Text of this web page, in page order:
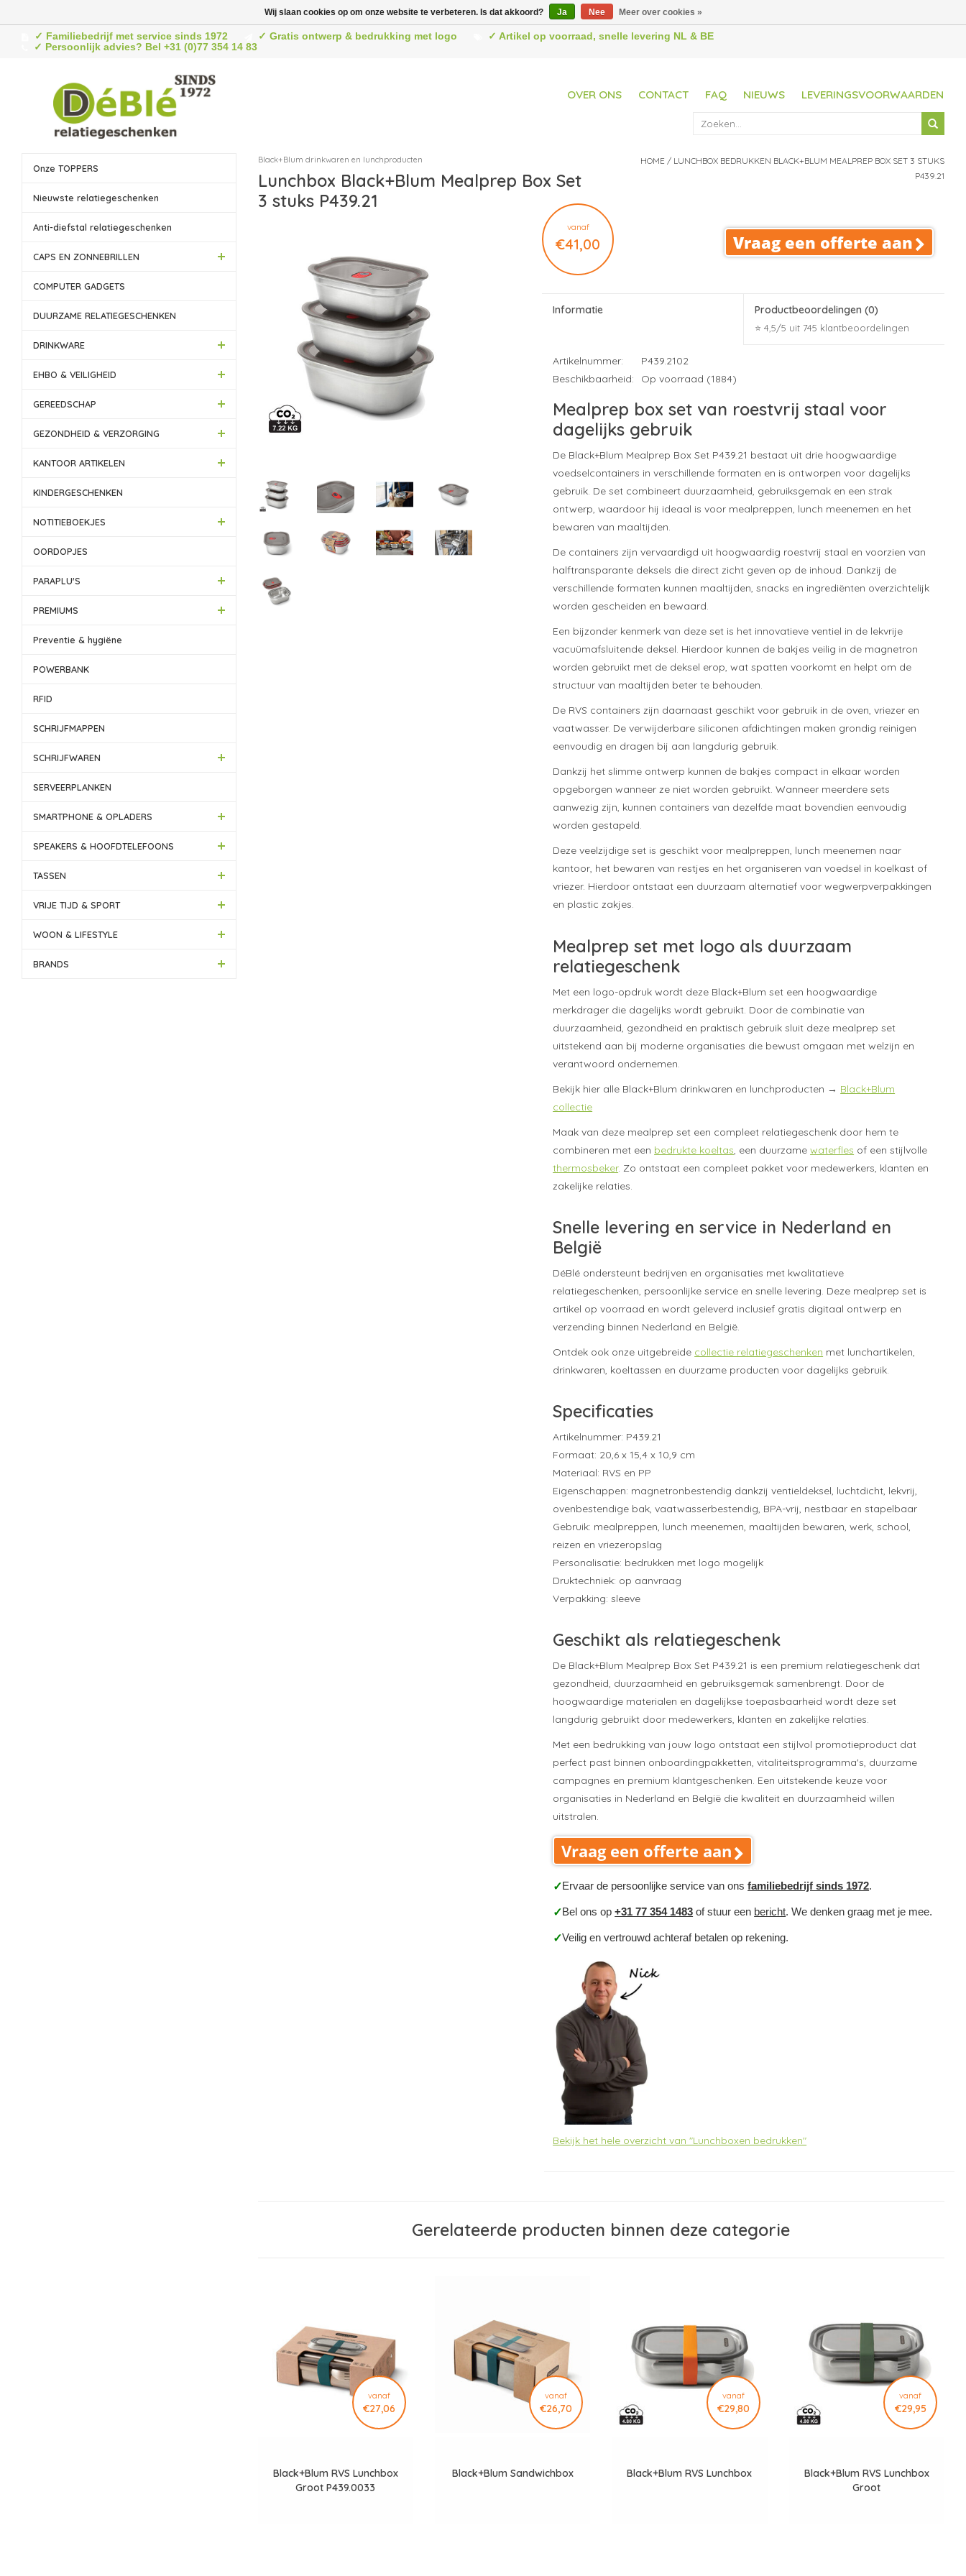
✓ Familiebedrijf met service sinds 1972 ✓ Gratis ontwerp & bedrukking met logo
✓ Artikel op voorraad, snelle levering NL & BE
✓ Persoonlijk advies? Bel +31 (0)77 354 14 83
OVER ONS CONTACT FAQ NIEUWS LEVERINGSVOORWAARDEN
Onze TOPPERS
Nieuwste relatiegeschenken
Anti-diefstal relatiegeschenken
CAPS EN ZONNEBRILLEN
COMPUTER GADGETS
DUURZAME RELATIEGESCHENKEN
DRINKWARE
EHBO & VEILIGHEID
GEREEDSCHAP
GEZONDHEID & VERZORGING
KANTOOR ARTIKELEN
KINDERGESCHENKEN
NOTITIEBOEKJES
OORDOPJES
PARAPLU'S
PREMIUMS
Preventie & hygiëne
POWERBANK
RFID
SCHRIJFMAPPEN
SCHRIJFWAREN
SERVEERPLANKEN
SMARTPHONE & OPLADERS
SPEAKERS & HOOFDTELEFOONS
TASSEN
VRIJE TIJD & SPORT
WOON & LIFESTYLE
BRANDS
Black+Blum drinkwaren en lunchproducten
Lunchbox Black+Blum Mealprep Box Set
3 stuks P439.21
HOME / LUNCHBOX BEDRUKKEN BLACK+BLUM MEALPREP BOX SET 3 STUKS
P439.21
vanaf
€41,00 Vraag een offerte aan
Informatie Productbeoordelingen(0)
⭐ 4,5/5 uit 745 klantbeoordelingen
Artikelnummer:
P439.2102
Beschikbaarheid:
Op voorraad (1884)
Mealprep box set van roestvrij staal voor
dagelijks gebruik
De Black+Blum Mealprep Box Set P439.21 bestaat uit drie hoogwaardige
voedselcontainers in verschillende formaten en is ontworpen voor dagelijks
gebruik. De set combineert duurzaamheid, gebruiksgemak en een strak
ontwerp, waardoor hij ideaal is voor mealpreppen, lunch meenemen en het
bewaren van maaltijden.
De containers zijn vervaardigd uit hoogwaardig roestvrij staal en voorzien van
halftransparante deksels die direct zicht geven op de inhoud. Dankzij de
verschillende formaten kunnen maaltijden, snacks en ingrediënten overzichtelijk
worden gescheiden en bewaard.
Een bijzonder kenmerk van deze set is het innovatieve ventiel in de lekvrije
vacuümafsluitende deksel. Hierdoor kunnen de bakjes veilig in de magnetron
worden gebruikt met de deksel erop, wat spatten voorkomt en helpt om de
structuur van maaltijden beter te behouden.
De RVS containers zijn daarnaast geschikt voor gebruik in de oven, vriezer en
vaatwasser. De verwijderbare siliconen afdichtingen maken grondig reinigen
eenvoudig en dragen bij aan langdurig gebruik.
Dankzij het slimme ontwerp kunnen de bakjes compact in elkaar worden
opgeborgen wanneer ze niet worden gebruikt. Wanneer meerdere sets
aanwezig zijn, kunnen containers van dezelfde maat bovendien eenvoudig
worden gestapeld.
Deze veelzijdige set is geschikt voor mealpreppen, lunch meenemen naar
kantoor, het bewaren van restjes en het organiseren van voedsel in koelkast of
vriezer. Hierdoor ontstaat een duurzaam alternatief voor wegwerpverpakkingen
en plastic zakjes.
Mealprep set met logo als duurzaam
relatiegeschenk
Met een logo-opdruk wordt deze Black+Blum set een hoogwaardige
merkdrager die dagelijks wordt gebruikt. Door de combinatie van
duurzaamheid, gezondheid en praktisch gebruik sluit deze mealprep set
uitstekend aan bij moderne organisaties die bewust omgaan met welzijn en
verantwoord ondernemen.
Bekijk hier alle Black+Blum drinkwaren en lunchproducten → Black+Blum
collectie
Maak van deze mealprep set een compleet relatiegeschenk door hem te
combineren met een bedrukte koeltas , een duurzamewaterfles of een stijlvolle
thermosbeker. Zo ontstaat een compleet pakket voor medewerkers, klanten en
zakelijke relaties.
Snelle levering en service in Nederland en
België
DéBlé ondersteunt bedrijven en organisaties met kwalitatieve
relatiegeschenken, persoonlijke service en snelle levering. Deze mealprep set is
artikel op voorraad en wordt geleverd inclusief gratis digitaal ontwerp en
verzending binnen Nederland en België.
Ontdek ook onze uitgebreide collectie relatiegeschenken met lunchartikelen,
drinkwaren, koeltassen en duurzame producten voor dagelijks gebruik.
Specificaties
Artikelnummer: P439.21
Formaat: 20,6 x 15,4 x 10,9 cm
Materiaal: RVS en PP
Eigenschappen: magnetronbestendig dankzij ventieldeksel, luchtdicht, lekvrij,
ovenbestendige bak, vaatwasserbestendig, BPA-vrij, nestbaar en stapelbaar
Gebruik: mealpreppen, lunch meenemen, maaltijden bewaren, werk, school,
reizen en vriezeropslag
Personalisatie: bedrukken met logo mogelijk
Druktechniek: op aanvraag
Verpakking: sleeve
Geschikt als relatiegeschenk
De Black+Blum Mealprep Box Set P439.21 is een premium relatiegeschenk dat
gezondheid, duurzaamheid en gebruiksgemak samenbrengt. Door de
hoogwaardige materialen en dagelijkse toepasbaarheid wordt deze set
langdurig gebruikt door medewerkers, klanten en zakelijke relaties.
Met een bedrukking van jouw logo ontstaat een stijlvol promotieproduct dat
perfect past binnen onboardingpakketten, vitaliteitsprogramma's, duurzame
campagnes en premium klantgeschenken. Een uitstekende keuze voor
organisaties in Nederland en België die kwaliteit en duurzaamheid willen
uitstralen.
Vraag een offerte aan
✓Ervaar de persoonlijke service van onsfamiliebedrijf sinds 1972.
✓Bel ons op+31 77 354 1483 of stuur een bericht. We denken graag met je mee.
✓Veilig en vertrouwd achteraf betalen op rekening.
Bekijk het hele overzicht van "Lunchboxen bedrukken"
Gerelateerde producten binnen deze categorie
vanaf
€27,06
Black+Blum RVS Lunchbox
Groot P439.0033
vanaf
€26,70
Black+Blum Sandwichbox
vanaf
€29,80
Black+Blum RVS Lunchbox
vanaf
€29,95
Black+Blum RVS Lunchbox
Groot
Wij slaan cookies op om onze website te verbeteren. Is dat akkoord? Ja Nee Meer over cookies »